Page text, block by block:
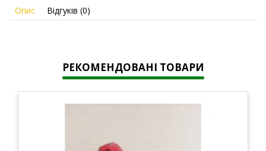
Опис Відгуків (0)
РЕКОМЕНДОВАНІ ТОВАРИ